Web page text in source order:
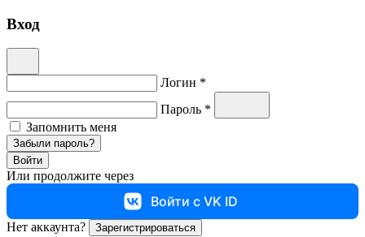
Вход
Логин *
Пароль *
Запомнить меня
Забыли пароль?
Войти
Или продолжите через
Войти с VK ID
Нет аккаунта? Зарегистрироваться